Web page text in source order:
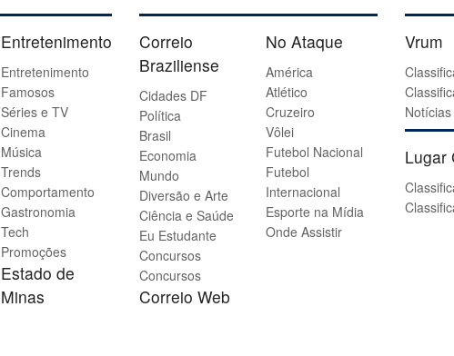
Entretenimento
Entretenimento
Famosos
Séries e TV
Cinema
Música
Trends
Comportamento
Gastronomia
Tech
Promoções
Estado de
Minas
Correio
Braziliense
Cidades DF
Política
Brasil
Economia
Mundo
Diversão e Arte
Ciência e Saúde
Eu Estudante
Concursos
Concursos
Correio Web
No Ataque
América
Atlético
Cruzeiro
Vôlei
Futebol Nacional
Futebol
Internacional
Esporte na Mídia
Onde Assistir
Vrum
Notícias
Lugar